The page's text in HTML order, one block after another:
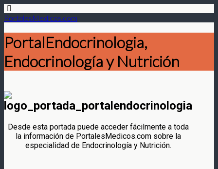
PortalesMedicos.com
PortalEndocrinologia,
Endocrinología y Nutrición
Desde esta portada puede acceder fácilmente a toda
la información de PortalesMedicos.com sobre la
especialidad de Endocrinología y Nutrición.